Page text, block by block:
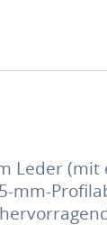
(mit
mm-